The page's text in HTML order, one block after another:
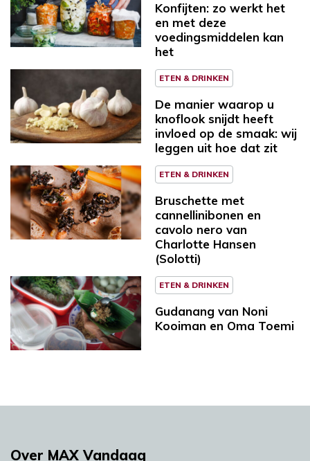
Konfijten: zo werkt het
en met deze
voedingsmiddelen kan
het
ETEN & DRINKEN
De manier waarop u
knoflook snijdt heeft
invloed op de smaak: wij
leggen uit hoe dat zit
ETEN & DRINKEN
Bruschette met
cannellinibonen en
cavolo nero van
Charlotte Hansen
(Solotti)
ETEN & DRINKEN
Gudanang van Noni
Kooiman en Oma Toemi
Over MAX Vandaag